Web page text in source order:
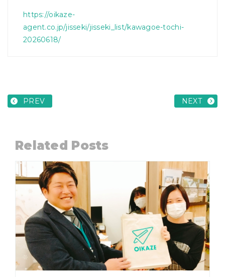
https://oikaze-
agent.co.jp/jisseki/jisseki_list/kawagoe-tochi-
20260618/
PREV NEXT
Related Posts